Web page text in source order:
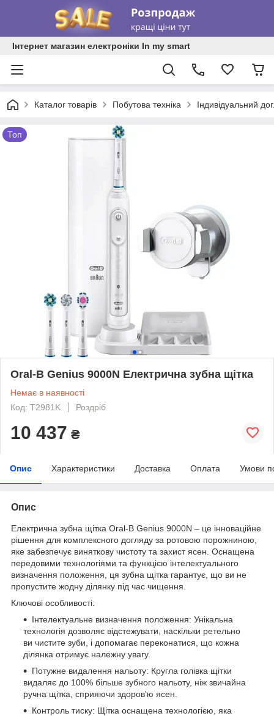
Інтернет магазин електроніки In my smart
Каталог товарів Побутова техніка Індивідуальний
Топ
Oral-B Genius 9000N Електрична зубна щітка
Немає в наявності
Код: T2981K
Роздріб
10 437 ₴
Опис Характеристики Доставка Оплата Умови
Опис
Електрична зубна щітка Oral-B Genius 9000N – це інноваційне
рішення для комплексного догляду за ротовою порожниною,
яке забезпечує виняткову чистоту та захист ясен. Оснащена
передовими технологіями та функцією інтелектуального
визначення положення, ця зубна щітка гарантує, що ви не
пропустите жодну ділянку під час чищення.
Ключові особливості:
Інтелектуальне визначення положення: Унікальна
технологія дозволяє відстежувати, наскільки ретельно
ви чистите зуби, і допомагає переконатися, що кожна
ділянка отримує належну увагу.
Потужне видалення нальоту: Кругла голівка щітки
видаляє до 100% більше зубного нальоту, ніж звичайна
ручна щітка, сприяючи здоров'ю ясен.
Контроль тиску: Щітка оснащена технологією, яка